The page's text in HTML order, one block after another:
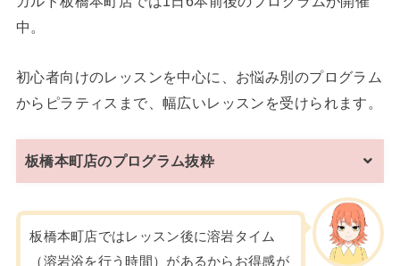
中。
初心者向けのレッスンを中心に、お悩み別のプログラム
からピラティスまで、幅広いレッスンを受けられます。
板橋本町店のプログラム抜粋
板橋本町店ではレッスン後に溶岩タイム
（溶岩浴を行う時間）があるからお得感が